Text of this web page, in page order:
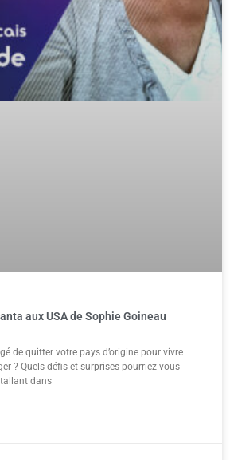
aux USA de Sophie Goineau
de quitter votre pays d’origine pour vivre
? Quels défis et surprises pourriez-vous
dans